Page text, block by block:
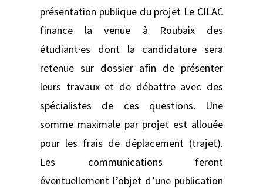
présentation publique du projet Le CILAC
finance la venue à Roubaix des
étudiant·es dont la candidature sera
retenue sur dossier afin de présenter
leurs travaux et de débattre avec des
spécialistes de ces questions. Une
somme maximale par projet est allouée
pour les frais de déplacement (trajet).
Les communications feront
éventuellement l’objet d’une publication